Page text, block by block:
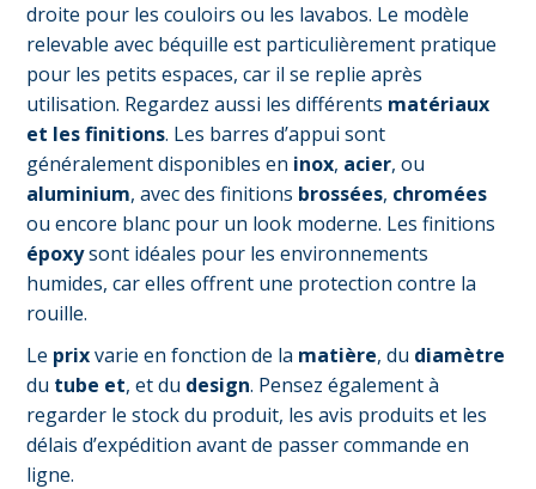
droite pour les couloirs ou les lavabos. Le modèle
relevable avec béquille est particulièrement pratique
pour les petits espaces, car il se replie après
utilisation. Regardez aussi les différents matériaux
et les finitions. Les barres d’appui sont
généralement disponibles en inox, acier, ou
aluminium, avec des finitions brossées, chromées
ou encore blanc pour un look moderne. Les finitions
époxysont idéales pour les environnements
humides, car elles offrent une protection contre la
rouille.
Le prixvarie en fonction de la matière, du diamètre
du tube et, et du design. Pensez également à
regarder le stock du produit, les avis produits et les
délais d’expédition avant de passer commande en
ligne.